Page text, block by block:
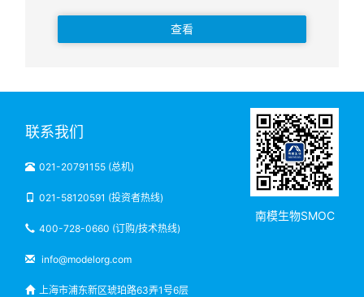
查看
联系我们
021-20791155 (总机)
021-58120591 (投资者热线)
400-728-0660 (订购/技术热线)
info@modelorg.com
上海市浦东新区琥珀路63弄1号6层
南模生物SMOC